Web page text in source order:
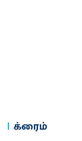
க்ரைம்